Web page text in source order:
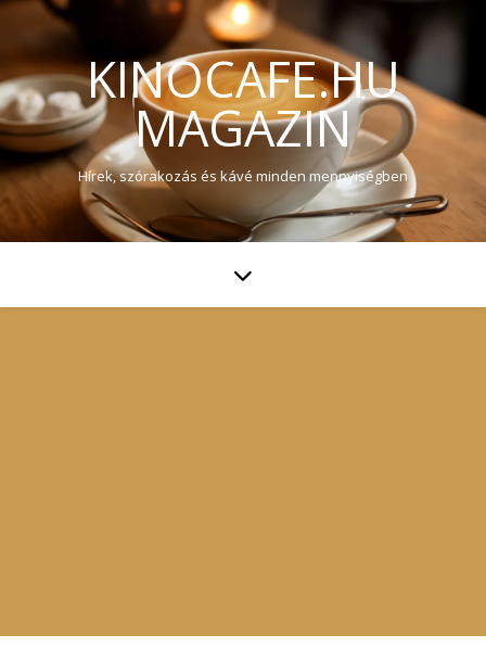
KINOCAFE.HU
MAGAZIN
Hírek, szórakozás és kávé minden mennyiségben